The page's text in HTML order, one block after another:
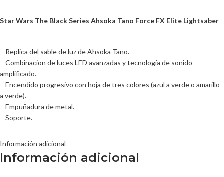
Star Wars The Black Series Ahsoka Tano Force FX Elite Lightsaber
– Replica del sable de luz de Ahsoka Tano.
– Combinacion de luces LED avanzadas y tecnología de sonido
amplificado.
– Encendido progresivo con hoja de tres colores (azul a verde o amarillo
a verde).
– Empuñadura de metal.
– Soporte.
Información adicional
Información adicional